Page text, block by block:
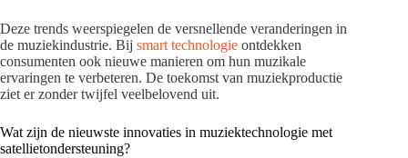
Deze trends weerspiegelen de versnellende veranderingen in
de muziekindustrie. Bij smart technologie ontdekken
consumenten ook nieuwe manieren om hun muzikale
ervaringen te verbeteren. De toekomst van muziekproductie
ziet er zonder twijfel veelbelovend uit.
Wat zijn de nieuwste innovaties in muziektechnologie met
satellietondersteuning?